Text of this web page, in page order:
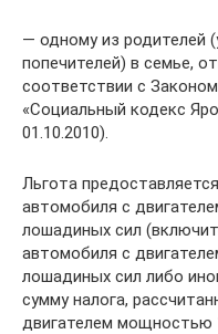
— одному из родителей
попечителей) в семье,
соответствии с
«Социальный кодекс
01.10.2010).
Льгота
автомобиля с
лошадиных сил
автомобиля с
лошадиных сил либо
сумму налога,
двигателем мощностью